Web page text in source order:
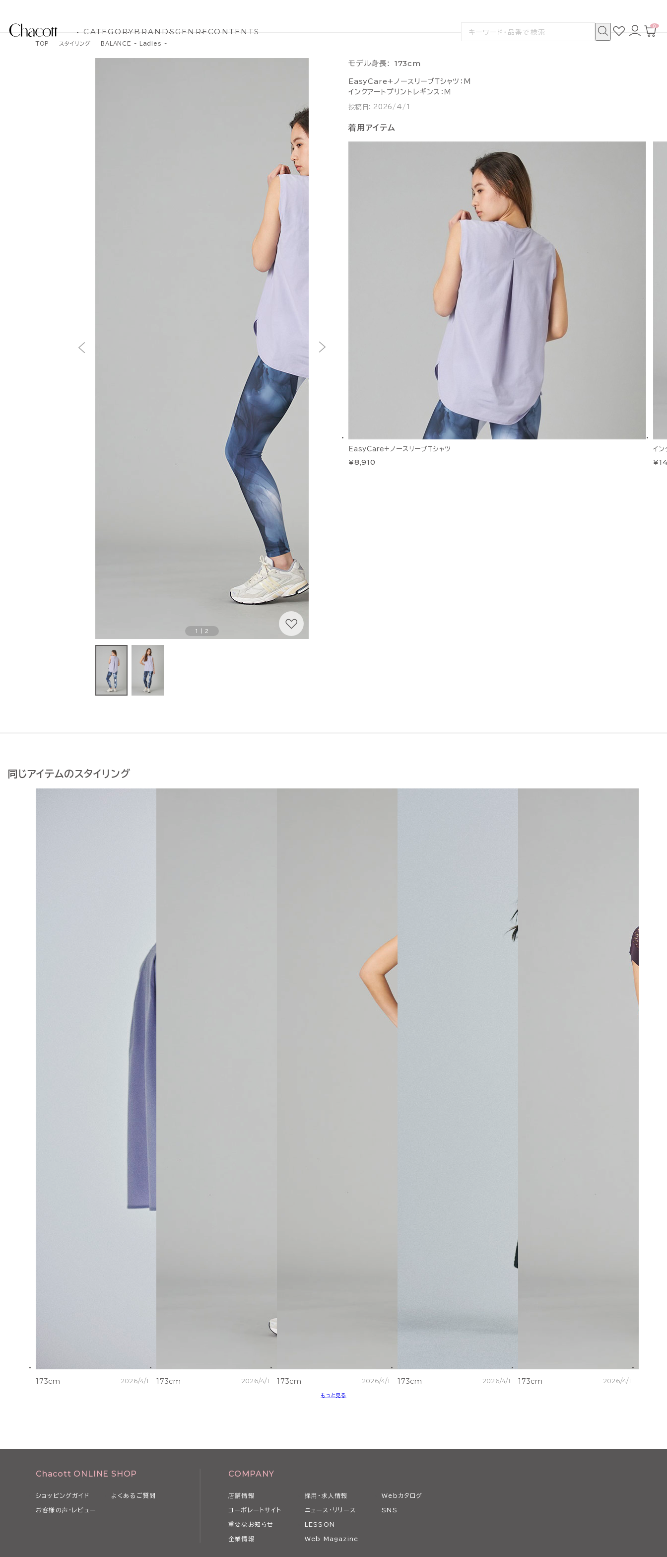
CATEGORYBRANDSGENRECONTENTS
検
お
気
ロ
グ
カ
0
TOP スタイリング BALANCE - Ladies -
1 2
モデル身長: 173cm
EasyCare+ノースリーブＴシャツ：M
インクアートプリントレギンス：Ｍ
投稿日: 2026/4/1
着用アイテム
EasyCare+ノースリーブＴシャツ
¥8,910
イン
同じアイテムのスタイリング
173cm 2026/4/1 173cm 2026/4/1 173cm 2026/4/1 173cm 2026/4/1 173cm 2026/4/1
もっと見る
Chacott ONLINE SHOP
ショッピングガイド よくあるご質問
お客様の声・レビュー
COMPANY
店舗情報
コーポレートサイト
重要なお知らせ
企業情報
採用・求人情報
ニュース・リリース
LESSON
Web Magazine
Webカタログ
SNS